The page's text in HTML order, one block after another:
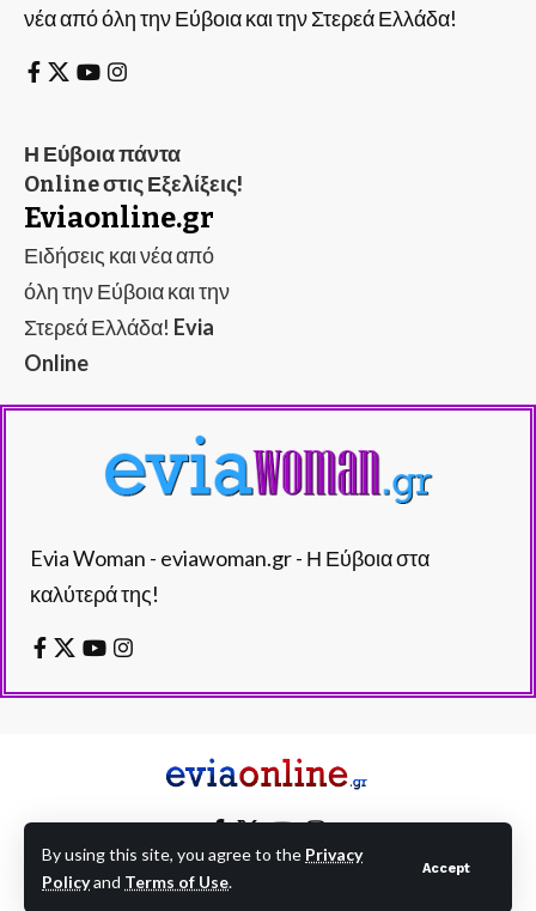
By using this site, you agree to the Privacy
Policyand Terms of Use.
Accept
νέα από όλη την Εύβοια και την Στερεά Ελλάδα!
Η Εύβοια πάντα
Online στις Εξελίξεις!
Eviaonline.gr
Ειδήσεις και νέα από
όλη την Εύβοια και την
Στερεά Ελλάδα! Evia
Online
Evia Woman - eviawoman.gr - Η Εύβοια στα
καλύτερά της!
EVIAONLINE © eviaonline.gr - All Rights Reserved.